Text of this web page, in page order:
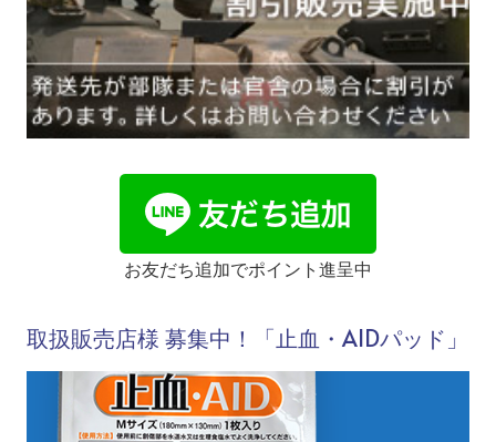
お友だち追加でポイント進呈中
取扱販売店様 募集中！「止血・AIDパッド」